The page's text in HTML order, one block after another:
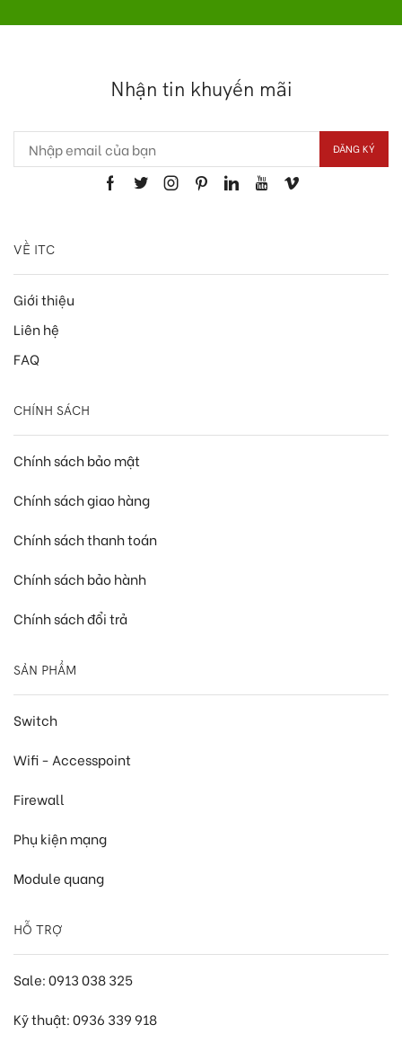
Nhận tin khuyến mãi
VỀ ITC
Giới thiệu
Liên hệ
FAQ
CHÍNH SÁCH
Chính sách bảo mật
Chính sách giao hàng
Chính sách thanh toán
Chính sách bảo hành
Chính sách đổi trả
SẢN PHẨM
Switch
Wifi - Accesspoint
Firewall
Phụ kiện mạng
Module quang
HỖ TRỢ
Sale: 0913 038 325
Kỹ thuật: 0936 339 918